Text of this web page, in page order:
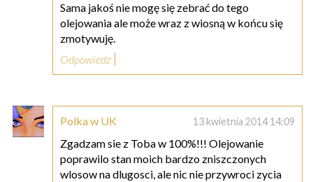
Sama jakoś nie mogę się zebrać do tego
olejowania ale może wraz z wiosną w końcu się
zmotywuję.
Odpowiedz
Polka w UK 13 kwietnia 2014 14:09
Zgadzam sie z Toba w 100%!!! Olejowanie
poprawilo stan moich bardzo zniszczonych
wlosow na dlugosci, ale nic nie przywroci zycia